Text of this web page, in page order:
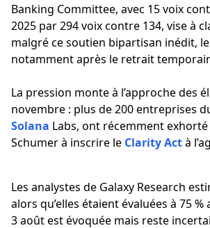
Banking Committee, avec 15 voix
2025 par 294 voix contre 134, vise à
malgré ce soutien bipartisan inédit,
notamment après le retrait
La pression monte à l’approche des
novembre : plus de 200 entreprises
Solana Labs, ont récemment
Schumer à inscrire le Clarity Actà
Les analystes de Galaxy Research
alors qu’elles étaient évaluées à 75
3 août est évoquée mais reste